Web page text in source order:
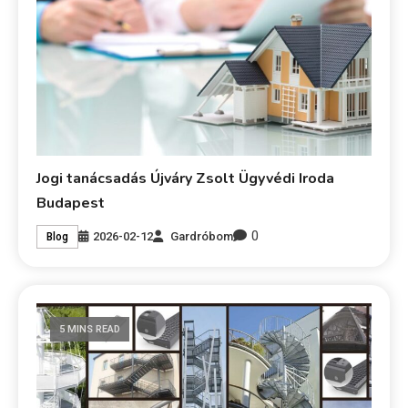
Jogi tanácsadás Újváry Zsolt Ügyvédi Iroda
Budapest
Blog 2026-02-12 Gardróbom 0
5 MINS READ